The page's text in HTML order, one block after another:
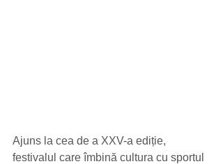
Ajuns la cea de a XXV-a ediție,
festivalul care îmbină cultura cu sportul